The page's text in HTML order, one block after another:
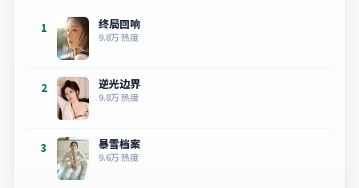
1 终局回响
9.8万热度
2 逆光边界
9.8万热度
3 暴雪档案
9.6万热度